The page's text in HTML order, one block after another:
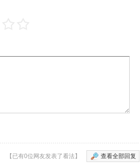
查看全部回复
【已有0位网友发表了看法】